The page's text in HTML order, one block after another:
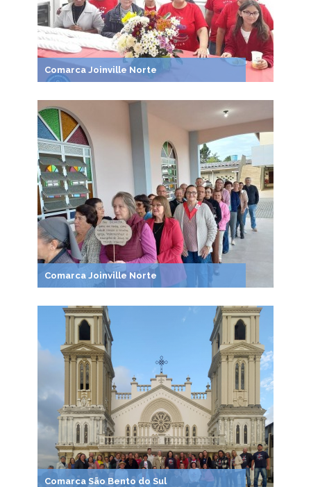
Comarca Joinville Norte
Comarca Joinville Norte
Comarca São Bento do Sul